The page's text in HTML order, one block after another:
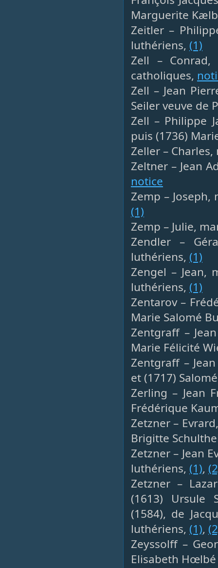
Marguerite
Zeitler –
luthériens, (1)
Zell – Conrad,
catholiques,
Zell – Jean
Seiler veuve de
Zell – Philippe
puis (1736)
Zeller –
Zeltner – Jean
notice
Zemp – Joseph,
(1)
Zemp – Julie,
Zendler –
luthériens, (1)
Zengel – Jean,
luthériens, (1)
Zentarov –
Marie Salomé
Zentgraff –
Marie Félicité
Zentgraff –
et (1717)
Zerling – Jean
Frédérique
Zetzner –
Brigitte
Zetzner – Jean
luthériens, (1),
Zetzner –
(1613) Ursule
(1584), de
luthériens, (1),
Zeyssolff –
Elisabeth